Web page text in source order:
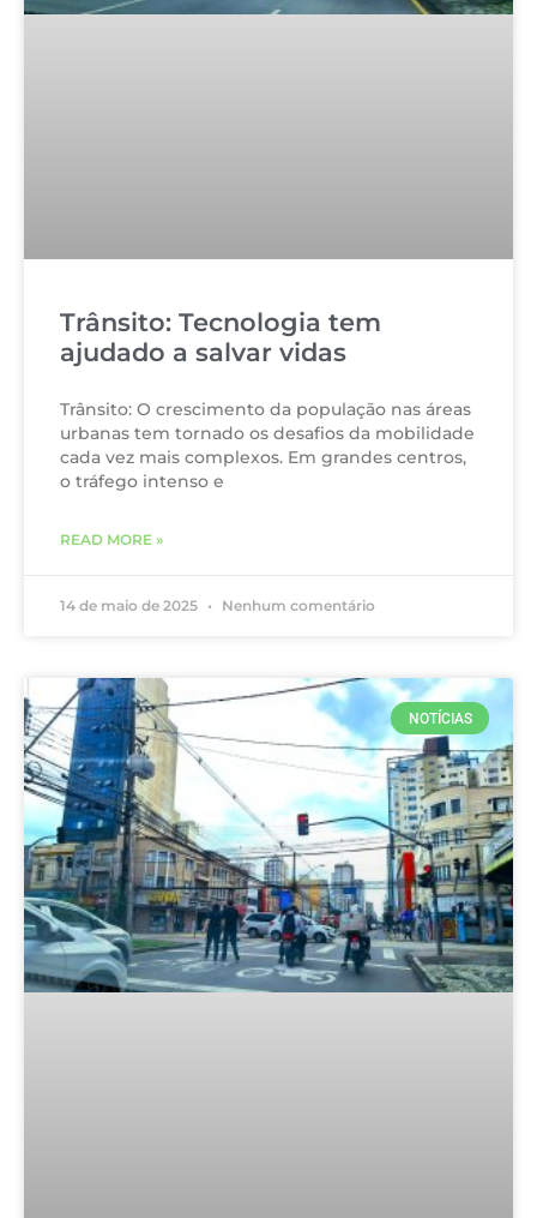
Trânsito: Tecnologia tem
ajudado a salvar vidas
Trânsito: O crescimento da população nas áreas
urbanas tem tornado os desafios da mobilidade
cada vez mais complexos. Em grandes centros,
o tráfego intenso e
READ MORE »
14 de maio de 2025 Nenhum comentário
NOTÍCIAS